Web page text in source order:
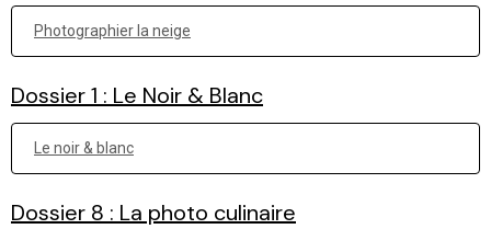
Photographier la neige
Dossier 1 : Le Noir & Blanc
Le noir & blanc
Dossier 8 : La photo culinaire